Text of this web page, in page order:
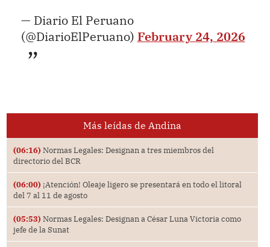
— Diario El Peruano
(@DiarioElPeruano) February 24, 2026
Más leídas de Andina
(06:16) Normas Legales: Designan a tres miembros del
directorio del BCR
(06:00) ¡Atención! Oleaje ligero se presentará en todo el litoral
del 7 al 11 de agosto
(05:53) Normas Legales: Designan a César Luna Victoria como
jefe de la Sunat